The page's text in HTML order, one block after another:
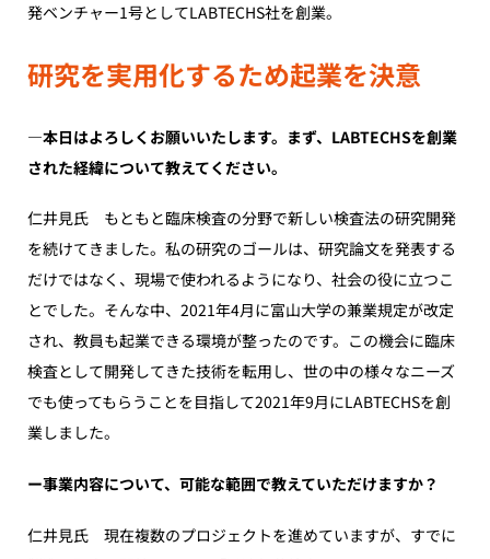
発ベンチャー1号としてLABTECHS社を創業。
研究を実用化するため起業を決意
―本日はよろしくお願いいたします。まず、LABTECHSを創業
された経緯について教えてください。
仁井見氏 もともと臨床検査の分野で新しい検査法の研究開発
を続けてきました。私の研究のゴールは、研究論文を発表する
だけではなく、現場で使われるようになり、社会の役に立つこ
とでした。そんな中、2021年4月に富山大学の兼業規定が改定
され、教員も起業できる環境が整ったのです。この機会に臨床
検査として開発してきた技術を転用し、世の中の様々なニーズ
でも使ってもらうことを目指して2021年9月にLABTECHSを創
業しました。
ー事業内容について、可能な範囲で教えていただけますか？
仁井見氏 現在複数のプロジェクトを進めていますが、すでに